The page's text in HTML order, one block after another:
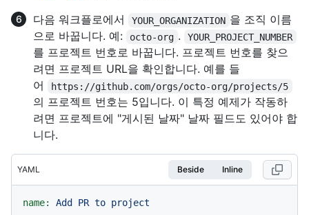
다음 워크플로에서
YOUR_ORGANIZATION 을 조직 이름
으로 바꿉니다. 예:
octo-org . YOUR_PROJECT_NUMBER
를 프로젝트 번호로 바꿉니다. 프로젝트 번호를 찾으
려면 프로젝트 URL을 확인합니다. 예를 들
어
https://github.com/orgs/octo-org/projects/5
의 프로젝트 번호는 5입니다. 이 특정 예제가 작동하
려면 프로젝트에 "게시된 날짜" 날짜 필드도 있어야 합
니다.
YAML Beside Inline
name: Add PR to project